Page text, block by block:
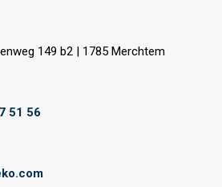
149 b2 | 1785 Merchtem
51 56